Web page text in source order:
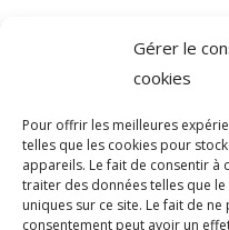
Gérer le
cookies
Pour offrir les meilleures
telles que les cookies pour
appareils. Le fait de consentir à
traiter des données telles que
uniques sur ce site. Le fait de
consentement peut avoir un